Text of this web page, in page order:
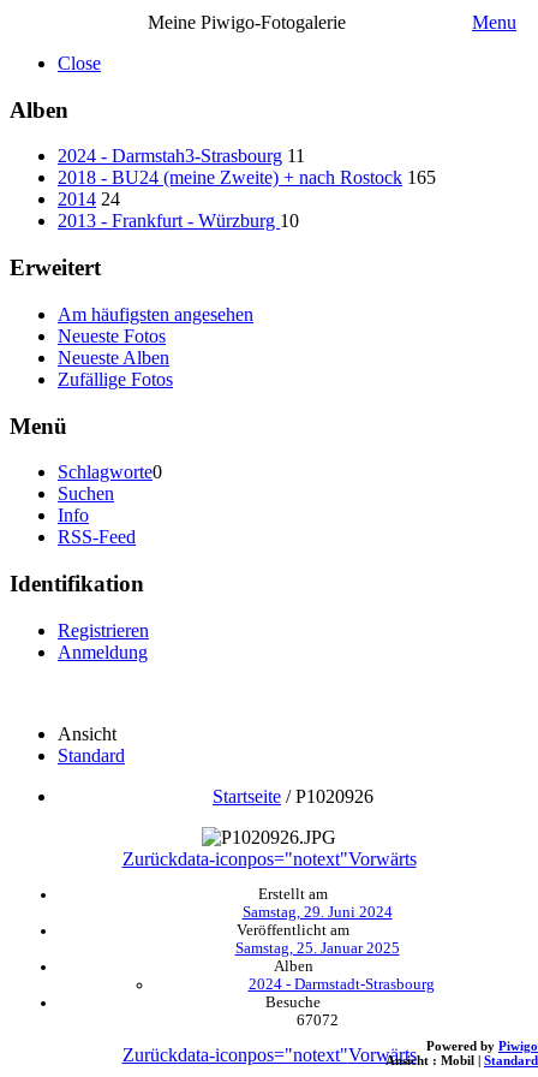
Meine Piwigo-Fotogalerie
Menu
Close
Alben
2024 - Darmstah3-Strasbourg 11
2018 - BU24 (meine Zweite) + nach Rostock 165
2014 24
2013 - Frankfurt - Würzburg 10
Erweitert
Am häufigsten angesehen
Neueste Fotos
Neueste Alben
Zufällige Fotos
Menü
Schlagworte0
Suchen
Info
RSS-Feed
Identifikation
Registrieren
Anmeldung
Ansicht
Standard
Startseite /P1020926
Zurückdata-iconpos="notext"Vorwärts
Erstellt am
Samstag, 29. Juni 2024
Veröffentlicht am
Samstag, 25. Januar 2025
Alben
2024 - Darmstadt-Strasbourg
Besuche
67072
Zurückdata-iconpos="notext"Vorwärts Powered by Piwigo
Ansicht : Mobil | Standard